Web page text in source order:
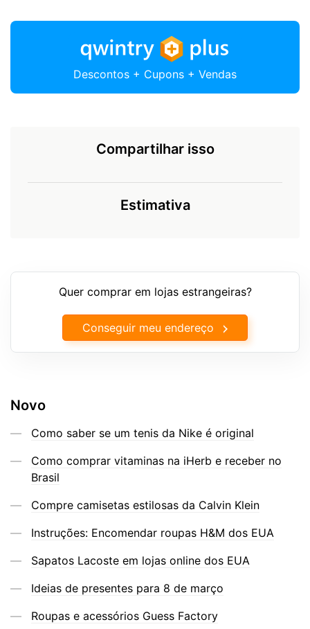
Descontos + Cupons + Vendas
Compartilhar isso
Estimativa
Quer comprar em lojas estrangeiras?
Conseguir meu endereço
Novo
Como saber se um tenis da Nike é original
Como comprar vitaminas na iHerb e receber no
Brasil
Compre camisetas estilosas da Calvin Klein
Instruções: Encomendar roupas H&M dos EUA
Sapatos Lacoste em lojas online dos EUA
Ideias de presentes para 8 de março
Roupas e acessórios Guess Factory